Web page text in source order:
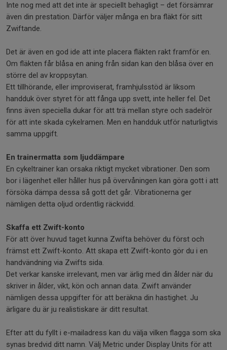
Inte nog med att det inte är speciellt behagligt – det försämrar
även din prestation. Därför väljer många en bra fläkt för sitt
Zwiftande.
Det är även en god ide att inte placera fläkten rakt framför en.
Om fläkten får blåsa en aning från sidan kan den blåsa över en
större del av kroppsytan.
Ett tillhörande, eller improviserat, framhjulsstöd är liksom
handduk över styret för att fånga upp svett, inte heller fel. Det
finns även speciella dukar för att trä mellan styre och sadelrör
för att inte skada cykelramen. Men en handduk utför naturligtvis
samma uppgift.
En trainermatta som ljuddämpare
En cykeltrainer kan orsaka riktigt mycket vibrationer. Den som
bor i lägenhet eller håller hus på övervåningen kan göra gott i att
försöka dämpa dessa så gott det går. Vibrationerna ger
nämligen detta oljud ordentlig räckvidd.
Skaffa ett Zwift-konto
För att över huvud taget kunna Zwifta behöver du först och
främst ett Zwift-konto. Att skapa ett Zwift-konto gör du i en
handvändning via Zwifts sida.
Det verkar kanske irrelevant, men var ärlig med din ålder när du
skriver in ålder, vikt, kön och annan data. Zwift använder
nämligen dessa uppgifter för att beräkna din hastighet. Ju
ärligare du är ju realistiskare är ditt resultat.
Efter att du fyllt i e-mailadress kan du välja vilken flagga som ska
synas bredvid ditt namn. Välj Metric under Display Units för att